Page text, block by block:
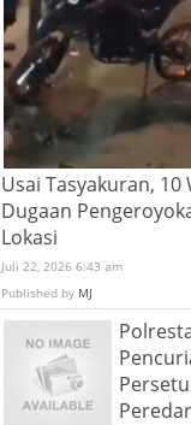
Usai Tasyakuran,
Dugaan
Lokasi
Juli 22, 2026 6:43 am
Published by MJ